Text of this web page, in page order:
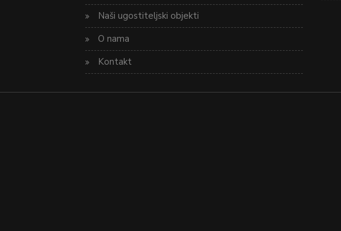
Naši ugostiteljski objekti
O nama
Kontakt